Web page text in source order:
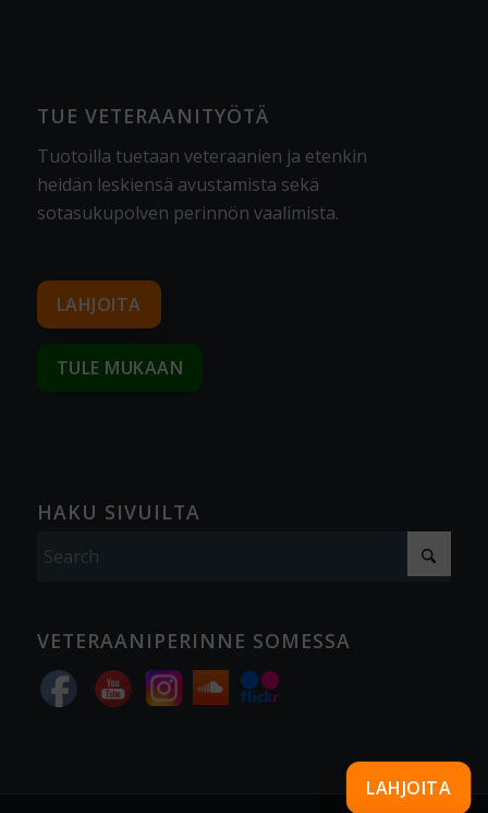
TUE VETERAANITYÖTÄ
Tuotoilla tuetaan veteraanien ja etenkin
heidän leskiensä avustamista sekä
sotasukupolven perinnön vaalimista.
LAHJOITA
TULE MUKAAN
HAKU SIVUILTA
VETERAANIPERINNE SOMESSA
LAHJOITA